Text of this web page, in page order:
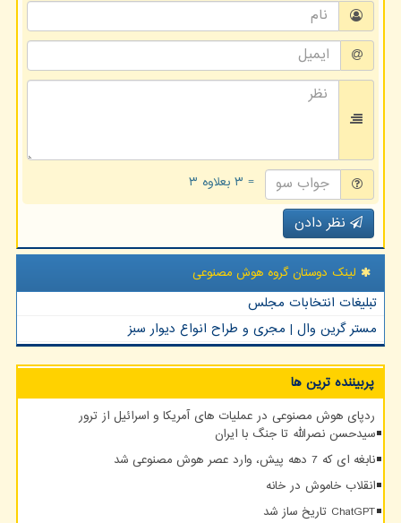
= ۳ بعلاوه ۳
نظر دادن
لینک دوستان گروه هوش مصنوعی
تبلیغات انتخابات مجلس
مستر گرین وال | مجری و طراح انواع دیوار سبز
پربیننده ترین ها
ردپای هوش مصنوعی در عملیات های آمریکا و اسرائیل از ترور
سیدحسن نصرالله تا جنگ با ایران
نابغه ای که 7 دهه پیش، وارد عصر هوش مصنوعی شد
انقلاب خاموش در خانه
ChatGPT تاریخ ساز شد